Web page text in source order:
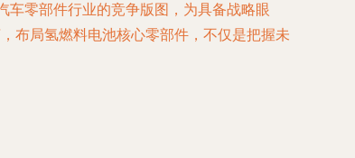
车零部件行业的竞争版图，为具备战略眼
布局氢燃料电池核心零部件，不仅是把握未